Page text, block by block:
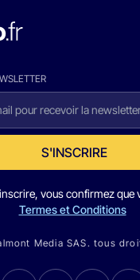
S'INSCRIRE
vous confirmez que
Termes et Conditions
Media SAS. tous